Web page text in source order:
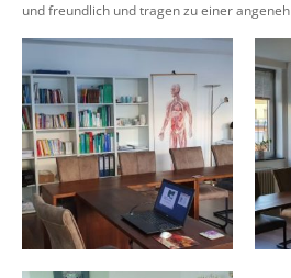
und freundlich und tragen zu einer